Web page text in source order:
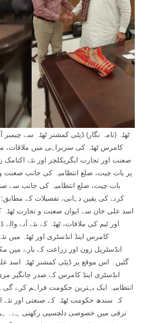
کامرس ٹھٹہ کی سربراہی میں ملاقات،
صعنت اور تجارت ایگریکلچر اور نئے
پر بات چیت، ضلع انتظامیہ کی جانب صعنت
بات چیت، ضلع انتظامیہ کی جانب سے
کرنے کی یقین دہانی، تفصیلات کے مطابق:
اسد علی خان سے ایوان صعنت و تجارت ٹھٹہ
اور ٹیم کی ملاقات، ٹھٹہ کے نئے آنے
کامرس اینڈ انڈسٹری اور ٹھٹہ میں
انڈسٹریل زون اور زراعت کے بارے میں
گئیں۔ اس موقع پر ڈپٹی کمشنر ٹھٹہ اسد
انڈسٹری اینڈ کامرس کے صدر جانگیر
انتظامیہ ایک بہترین حکومت فراہم کرے
کہ سندھ حکومت ٹھٹہ کے صنعتی اور نئے
ترقی میں خصوصی دلچسپی رکھتی ہے۔